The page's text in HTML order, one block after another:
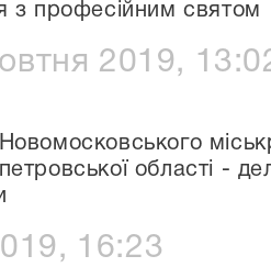
з професійним святом
2019,
області -
16:23